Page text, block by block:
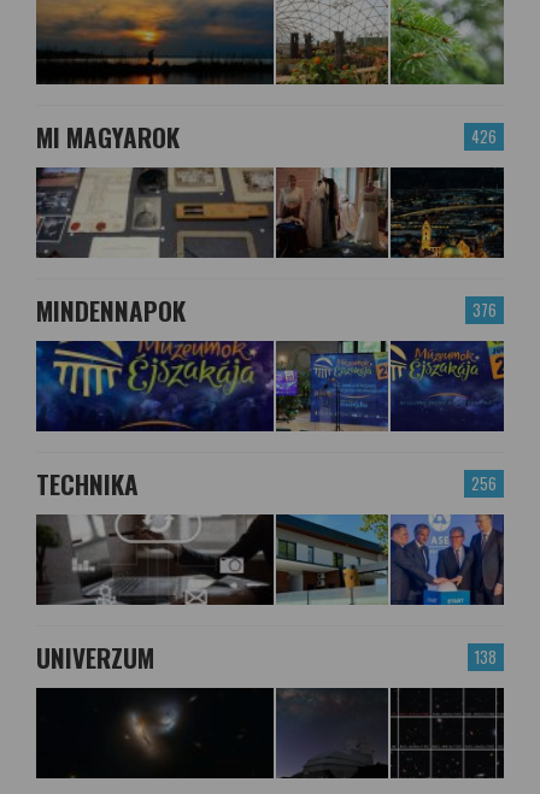
426
MI MAGYAROK
376
MINDENNAPOK
256
TECHNIKA
138
UNIVERZUM